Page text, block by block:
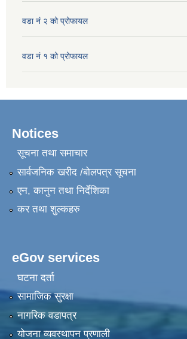
वडा नं २ को प्रोफायल
वडा नं १ को प्रोफायल
Notices
सूचना तथा समाचार
सार्वजनिक खरीद /बोलपत्र सूचना
एन, कानुन तथा निर्देशिका
कर तथा शुल्कहरु
eGov services
घटना दर्ता
सामाजिक सुरक्षा
नागरिक वडापत्र
योजना व्यवस्थापन प्रणाली